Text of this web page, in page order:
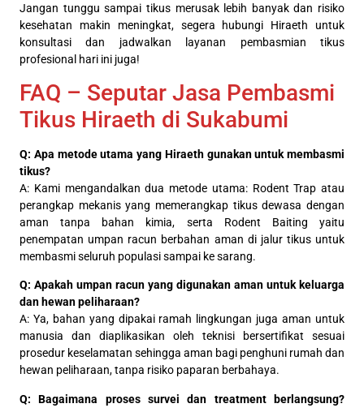
Jangan tunggu sampai tikus merusak lebih banyak dan risiko
kesehatan makin meningkat, segera hubungi Hiraeth untuk
konsultasi dan jadwalkan layanan pembasmian tikus
profesional hari ini juga!
FAQ – Seputar Jasa Pembasmi
Tikus Hiraeth di Sukabumi
Q: Apa metode utama yang Hiraeth gunakan untuk membasmi
tikus?
A: Kami mengandalkan dua metode utama: Rodent Trap atau
perangkap mekanis yang memerangkap tikus dewasa dengan
aman tanpa bahan kimia, serta Rodent Baiting yaitu
penempatan umpan racun berbahan aman di jalur tikus untuk
membasmi seluruh populasi sampai ke sarang.
Q: Apakah umpan racun yang digunakan aman untuk keluarga
dan hewan peliharaan?
A: Ya, bahan yang dipakai ramah lingkungan juga aman untuk
manusia dan diaplikasikan oleh teknisi bersertifikat sesuai
prosedur keselamatan sehingga aman bagi penghuni rumah dan
hewan peliharaan, tanpa risiko paparan berbahaya.
Q: Bagaimana proses survei dan treatment berlangsung?